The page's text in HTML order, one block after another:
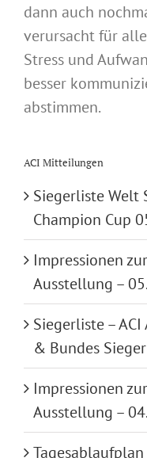
dann auch
verursacht für
Stress und
besser
abstimmen.
ACI Mitteilungen
Siegerliste Welt
Champion Cup
Impressionen
Ausstellung –
Siegerliste –
& Bundes
Impressionen
Ausstellung –